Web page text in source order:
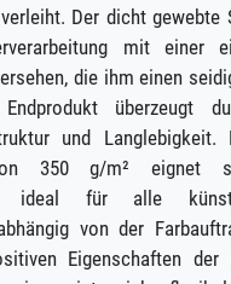
Der dicht gewebte
mit einer
die ihm einen
überzeugt
und Langlebigkeit.
350 g/m² eignet
ideal für alle
von der
Eigenschaften der